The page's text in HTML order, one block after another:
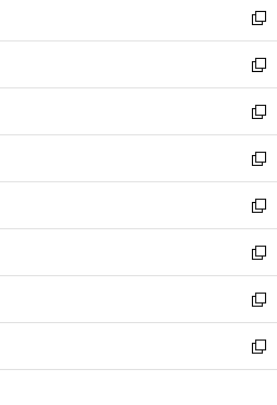
く
で
開
く
ィ
ン
ド
ウ
で
開
く
い
ウ
ィ
ン
ド
ウ
で
開
く
新
し
い
ウ
ィ
ン
ド
ウ
で
開
く
新
し
い
ウ
ィ
ン
ド
ウ
で
開
く
新
し
い
ウ
ィ
ン
ド
ウ
で
開
く
新
し
い
ウ
ィ
ン
ド
ウ
で
開
新
し
い
ウ
ィ
ン
ド
ウ
新
し
い
ウ
ィ
ン
新
し
い
ウ
新
し